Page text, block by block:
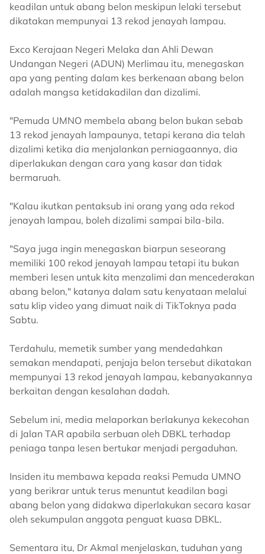
keadilan untuk abang belon meskipun lelaki tersebut
dikatakan mempunyai 13 rekod jenayah lampau.
Exco Kerajaan Negeri Melaka dan Ahli Dewan
Undangan Negeri (ADUN) Merlimau itu, menegaskan
apa yang penting dalam kes berkenaan abang belon
adalah mangsa ketidakadilan dan dizalimi.
"Pemuda UMNO membela abang belon bukan sebab
13 rekod jenayah lampaunya, tetapi kerana dia telah
dizalimi ketika dia menjalankan perniagaannya, dia
diperlakukan dengan cara yang kasar dan tidak
bermaruah.
"Kalau ikutkan pentaksub ini orang yang ada rekod
jenayah lampau, boleh dizalimi sampai bila-bila.
"Saya juga ingin menegaskan biarpun seseorang
memiliki 100 rekod jenayah lampau tetapi itu bukan
memberi lesen untuk kita menzalimi dan mencederakan
abang belon," katanya dalam satu kenyataan melalui
satu klip video yang dimuat naik di TikToknya pada
Sabtu.
Terdahulu, memetik sumber yang mendedahkan
semakan mendapati, penjaja belon tersebut dikatakan
mempunyai 13 rekod jenayah lampau, kebanyakannya
berkaitan dengan kesalahan dadah.
Sebelum ini, media melaporkan berlakunya kekecohan
di Jalan TAR apabila serbuan oleh DBKL terhadap
peniaga tanpa lesen bertukar menjadi pergaduhan.
Insiden itu membawa kepada reaksi Pemuda UMNO
yang berikrar untuk terus menuntut keadilan bagi
abang belon yang didakwa diperlakukan secara kasar
oleh sekumpulan anggota penguat kuasa DBKL.
Sementara itu, Dr Akmal menjelaskan, tuduhan yang